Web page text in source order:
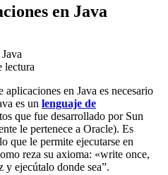
en Java
lectura
en Java es necesario
es un lenguaje de
que fue desarrollado por Sun
le pertenece a Oracle). Es
que le permite ejecutarse en
reza su axioma: «write once,
y ejecútalo donde sea”.